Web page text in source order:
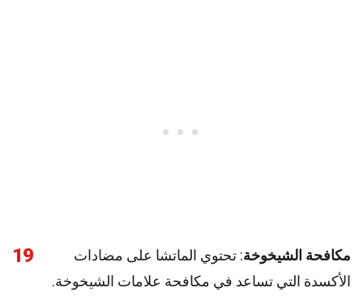
19 مكافحة الشيخوخة: تحتوي الماتشا على مضادات
الأكسدة التي تساعد في مكافحة علامات الشيخوخة.